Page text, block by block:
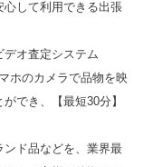
心して利用できる出張
オ査定システム
ホのカメラで品物を映
でき、【最短30分】
ンド品などを、業界最